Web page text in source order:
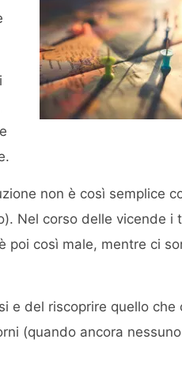
non è così semplice
Nel corso delle vicende i
poi così male, mentre ci
e del riscoprire quello che
(quando ancora